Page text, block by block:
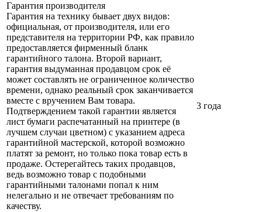
Гарантия производителя
Гарантия на технику бывает двух видов:
официальная, от производителя, или его
представителя на территории РФ, как правило
предоставляется фирменный бланк
гарантийного талона. Второй вариант,
гарантия выдуманная продавцом срок её
может составлять не ограниченное количество
времени, однако реальный срок заканчивается
вместе с вручением Вам товара.
Подтверждением такой гарантии является
лист бумаги распечатанный на принтере (в
лучшем случаи цветном) с указанием адреса
гарантийной мастерской, которой возможно
платят за ремонт, но только пока товар есть в
продаже. Остерегайтесь таких продавцов,
ведь возможно товар с подобными
гарантийными талонами попал к ним
нелегально и не отвечает требованиям по
качеству.
3 года